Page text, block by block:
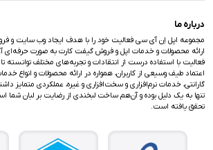
درباره ما
مجموعه اپل اِن آی سی فعالیت خود را با هدف ایجاد وب سایت و
ارائه محصولات و خدمات اپل و فروش گیفت کارت به صورت حرفه‌ای
فعالیت با استفاده درست از انتقادات و تجربه‌های مختلف توانسته
اعتماد طیف وسیعی از کاربران، همواره در ارائه محصولات و انواع
گارانتی، خدمات نرم‌افزاری و سخت‌افزاری و غیره، عملکردی متمایز
تنها به یک دلیل بوده و آن‌هم ساخت لبخندی از رضایت بر لبان شما
تحقق یافته است.